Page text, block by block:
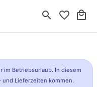
search favorite_border local_mall
im Betriebsurlaub. In diesem
und Lieferzeiten kommen.